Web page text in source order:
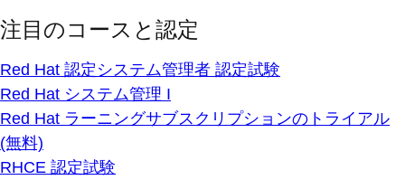
注目のコースと認定
Red Hat 認定システム管理者 認定試験
Red Hat システム管理 I
Red Hat ラーニングサブスクリプションのトライアル
(無料)
RHCE 認定試験